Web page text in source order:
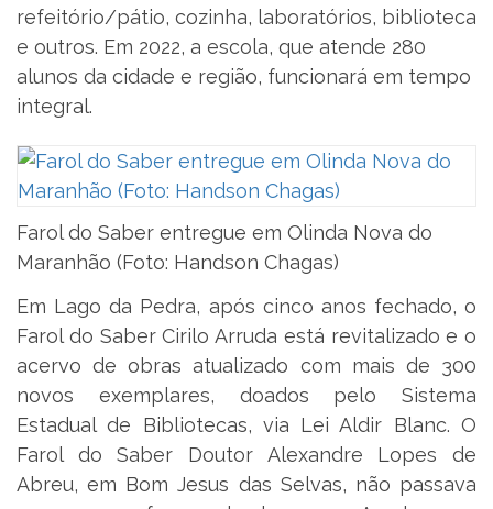
refeitório/pátio, cozinha, laboratórios, biblioteca
e outros. Em 2022, a escola, que atende 280
alunos da cidade e região, funcionará em tempo
integral.
Farol do Saber entregue em Olinda Nova do
Maranhão (Foto: Handson Chagas)
Em Lago da Pedra, após cinco anos fechado, o
Farol do Saber Cirilo Arruda está revitalizado e o
acervo de obras atualizado com mais de 300
novos exemplares, doados pelo Sistema
Estadual de Bibliotecas, via Lei Aldir Blanc. O
Farol do Saber Doutor Alexandre Lopes de
Abreu, em Bom Jesus das Selvas, não passava